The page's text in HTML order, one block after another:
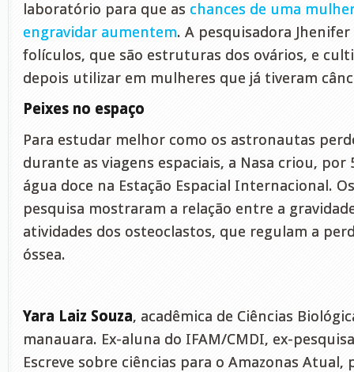
laboratório para que as chances de uma
engravidar aumentem. A pesquisadora
folículos, que são estruturas dos ovários, e
depois utilizar em mulheres que já tiveram
Peixes no espaço
Para estudar melhor como os astronautas
durante as viagens espaciais, a Nasa criou, por
água doce na Estação Espacial Internacional.
pesquisa mostraram a relação entre a
atividades dos osteoclastos, que regulam a
óssea.
Yara Laiz Souza, acadêmica de Ciências
manauara. Ex-aluna do IFAM/CMDI, ex-
Escreve sobre ciências para o Amazonas Atual,